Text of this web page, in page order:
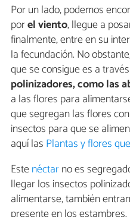
Por un lado, podemos
porel viento, llegue a
finalmente, entre en su
la fecundación. No
que se consigue es a
polinizadores, como las
a las flores para
que segregan las flores
insectos para que se
aquí las Plantas y flores
Estenéctarno es
llegar los insectos
alimentarse, también